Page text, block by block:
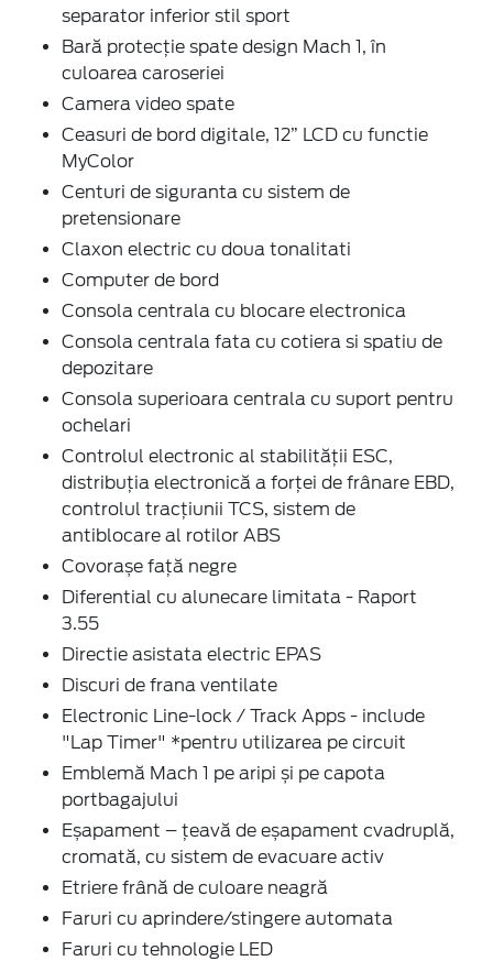
separator inferior stil sport
Bară protecție spate design Mach 1, în
culoarea caroseriei
Camera video spate
Ceasuri de bord digitale, 12” LCD cu functie
MyColor
Centuri de siguranta cu sistem de
pretensionare
Claxon electric cu doua tonalitati
Computer de bord
Consola centrala cu blocare electronica
Consola centrala fata cu cotiera si spatiu de
depozitare
Consola superioara centrala cu suport pentru
ochelari
Controlul electronic al stabilității ESC,
distribuția electronică a forței de frânare EBD,
controlul tracțiunii TCS, sistem de
antiblocare al rotilor ABS
Covorașe față negre
Diferential cu alunecare limitata - Raport
3.55
Directie asistata electric EPAS
Discuri de frana ventilate
Electronic Line-lock / Track Apps - include
"Lap Timer" *pentru utilizarea pe circuit
Emblemă Mach 1 pe aripi și pe capota
portbagajului
Eșapament – țeavă de eșapament cvadruplă,
cromată, cu sistem de evacuare activ
Etriere frână de culoare neagră
Faruri cu aprindere/stingere automata
Faruri cu tehnologie LED